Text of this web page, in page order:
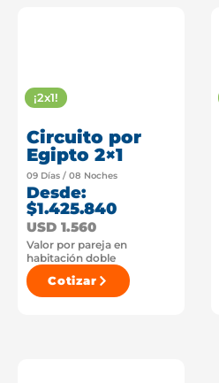
¡2x1!
Circuito por
Egipto 2×1
09 Días / 08 Noches
Desde:
$1.425.840
USD 1.560
Valor por pareja en
habitación doble
Cotizar